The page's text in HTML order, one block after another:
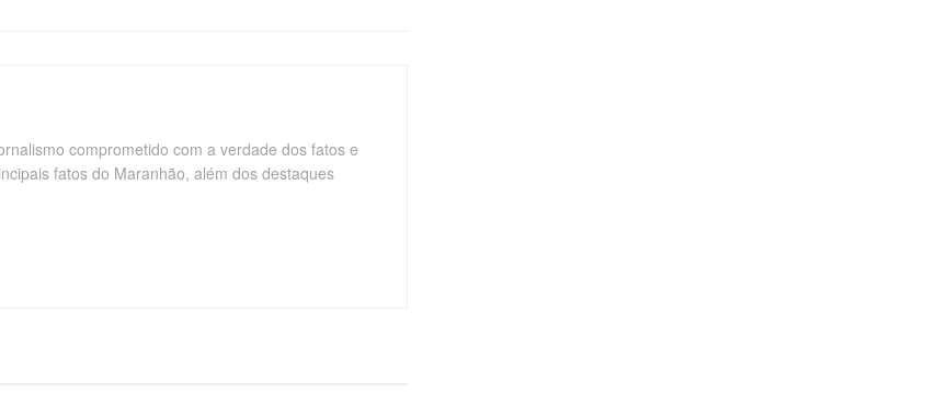
comprometido com a verdade dos fatos e
fatos do Maranhão, além dos destaques